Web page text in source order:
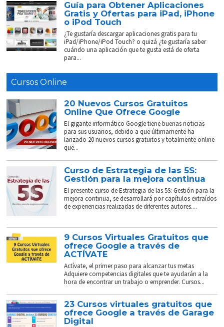
Guía para Obtener Aplicaciones
Gratis y Ofertas para iPad, iPhone
o iPod Touch
¿Te gustaría descargar aplicaciones gratis para tu
iPad/iPhone/iPod Touch? o quizá ¿te gustaría saber
cuándo una aplicación que te gusta está de oferta
para...
Cursos Online
20 Nuevos Cursos Gratuitos
Online Que Ofrece Google
El gigante informático Google tiene buenas noticias
para sus usuarios, debido a que últimamente ha
lanzado 20 nuevos cursos gratuitos y totalmente online
que...
Curso de Estrategia de las 5S:
Gestión para la mejora continua
El presente curso de Estrategia de las 5S: Gestión para la
mejora continua, se desarrollará por capítulos extraídos
de experiencias realizadas de diferentes autores....
9 Cursos Virtuales Gratuitos que
ofrece Google a través de
ACTÍVATE
Actívate, el primer paso para alcanzar tus metas
Adquiere competencias digitales que te ayudarán a la
hora de encontrar un trabajo o emprender. Cursos...
23 Cursos virtuales gratuitos que
ofrece Google a través de Garage
Digital